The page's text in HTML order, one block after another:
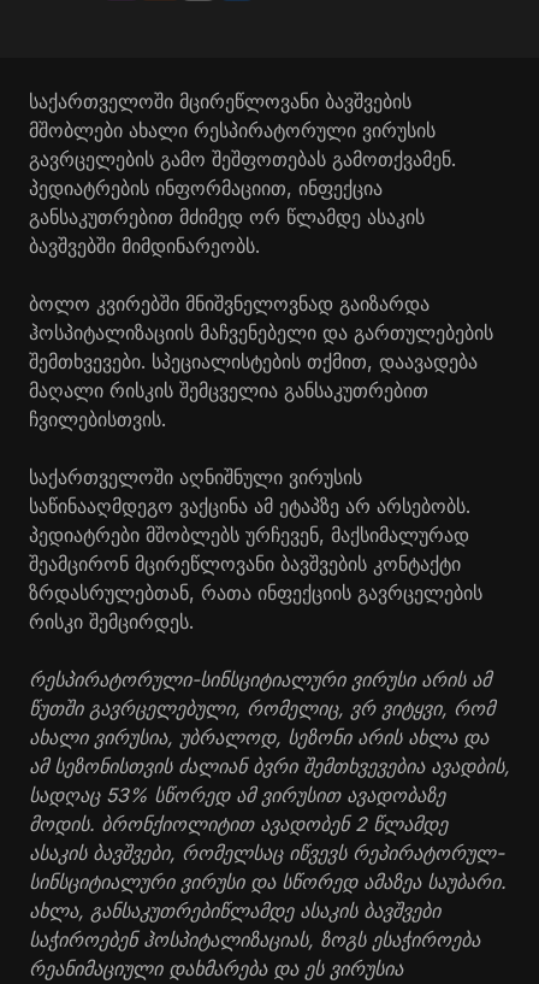
საქართველოში მცირეწლოვანი ბავშვების
მშობლები ახალი რესპირატორული ვირუსის
გავრცელების გამო შეშფოთებას გამოთქვამენ.
პედიატრების ინფორმაციით, ინფექცია
განსაკუთრებით მძიმედ ორ წლამდე ასაკის
ბავშვებში მიმდინარეობს.
ბოლო კვირებში მნიშვნელოვნად გაიზარდა
ჰოსპიტალიზაციის მაჩვენებელი და გართულებების
შემთხვევები. სპეციალისტების თქმით, დაავადება
მაღალი რისკის შემცველია განსაკუთრებით
ჩვილებისთვის.
საქართველოში აღნიშნული ვირუსის
საწინააღმდეგო ვაქცინა ამ ეტაპზე არ არსებობს.
პედიატრები მშობლებს ურჩევენ, მაქსიმალურად
შეამცირონ მცირეწლოვანი ბავშვების კონტაქტი
ზრდასრულებთან, რათა ინფექციის გავრცელების
რისკი შემცირდეს.
რესპირატორული-სინსციტიალური ვირუსი არის ამ
წუთში გავრცელებული, რომელიც, ვრ ვიტყვი, რომ
ახალი ვირუსია, უბრალოდ, სეზონი არის ახლა და
ამ სეზონისთვის ძალიან ბვრი შემთხვევებია ავადბის,
სადღაც 53% სწორედ ამ ვირუსით ავადობაზე
მოდის. ბრონქიოლიტით ავადობენ 2 წლამდე
ასაკის ბავშვები, რომელსაც იწვევს რეპირატორულ-
სინსციტიალური ვირუსი და სწორედ ამაზეა საუბარი.
ახლა, განსაკუთრებიწლამდე ასაკის ბავშვები
საჭიროებენ ჰოსპიტალიზაციას, ზოგს ესაჭიროება
რეანიმაციული დახმარება და ეს ვირუსია